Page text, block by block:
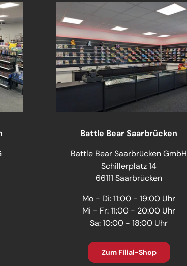
Battle Bear Saarbrücken
Battle Bear Saarbrücken GmbH
Schillerplatz 14
66111 Saarbrücken
Mo - Di: 11:00 - 19:00 Uhr
Mi - Fr: 11:00 - 20:00 Uhr
Sa: 10:00 - 18:00 Uhr
Zum Filial-Shop